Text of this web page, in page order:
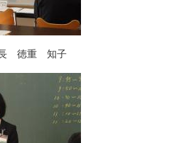
長 徳重 知子